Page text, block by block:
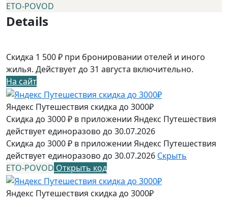
ETO-POVOD
Details
Скидка 1 500 ₽ при бронировании отелей и иного
жилья. Действует до 31 августа включительно.
На сайт
Яндекс Путешествия скидка до 3000₽
Скидка до 3000 ₽ в приложении Яндекс Путешествия
действует единоразово до 30.07.2026
Скидка до 3000 ₽ в приложении Яндекс Путешествия
действует единоразово до 30.07.2026 Скрыть
ETO-POVOD Открыть код
Яндекс Путешествия скидка до 3000₽